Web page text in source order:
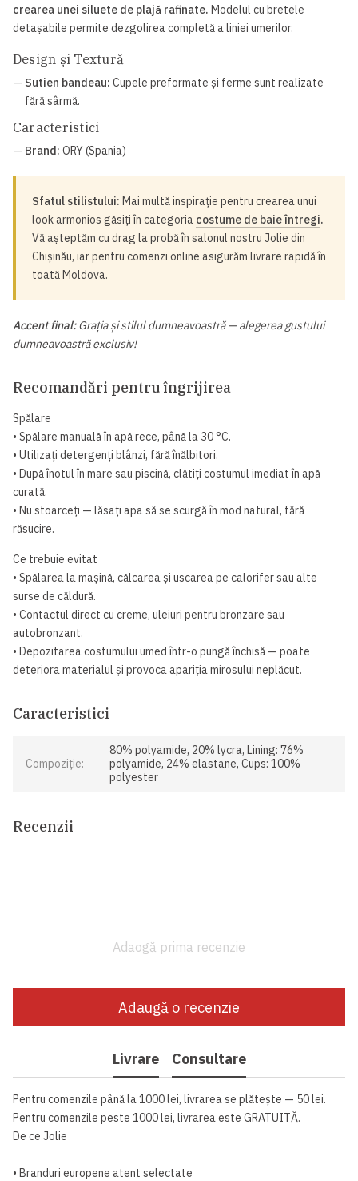
crearea unei siluete de plajă rafinate. Modelul cu bretele
detașabile permite dezgolirea completă a liniei umerilor.
Design și Textură
— Sutien bandeau: Cupele preformate și ferme sunt realizate
fără sârmă.
Caracteristici
— Brand: ORY (Spania)
Sfatul stilistului: Mai multă inspirație pentru crearea unui
look armonios găsiți în categoria costume de baie întregi.
Vă așteptăm cu drag la probă în salonul nostru Jolie din
Chișinău, iar pentru comenzi online asigurăm livrare rapidă în
toată Moldova.
Accent final:Grația și stilul dumneavoastră — alegerea gustului
dumneavoastră exclusiv!
Recomandări pentru îngrijirea
Spălare
• Spălare manuală în apă rece, până la 30 °C.
• Utilizați detergenți blânzi, fără înălbitori.
• După înotul în mare sau piscină, clătiți costumul imediat în apă
curată.
• Nu stoarceți — lăsați apa să se scurgă în mod natural, fără
răsucire.
Ce trebuie evitat
• Spălarea la mașină, călcarea și uscarea pe calorifer sau alte
surse de căldură.
• Contactul direct cu creme, uleiuri pentru bronzare sau
autobronzant.
• Depozitarea costumului umed într-o pungă închisă — poate
deteriora materialul și provoca apariția mirosului neplăcut.
Caracteristici
Compoziție:
80% polyamide, 20% lycra, Lining: 76%
polyamide, 24% elastane, Cups: 100%
polyester
Recenzii
Adaogă prima recenzie
Adaugă o recenzie
Livrare Consultare
Pentru comenzile până la 1000 lei, livrarea se plătește — 50 lei.
Pentru comenzile peste 1000 lei, livrarea este GRATUITĂ.
De ce Jolie
• Branduri europene atent selectate